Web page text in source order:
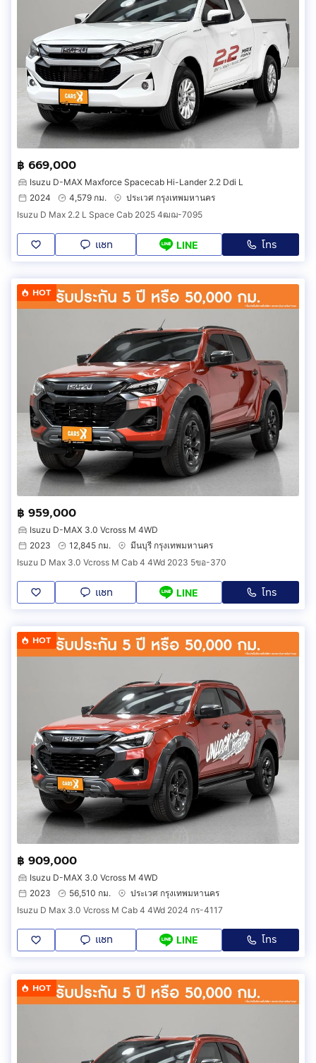
฿ 669,000
Isuzu D-MAX Maxforce Spacecab Hi-Lander 2.2 Ddi L
2024
4,579 กม.
ประเวศ กรุงเทพมหานคร
Isuzu D Max 2.2 L Space Cab 2025 4ฒฌ-7095
แชท LINE โทร
HOT
฿ 959,000
Isuzu D-MAX 3.0 Vcross M 4WD
2023
12,845 กม.
มีนบุรี กรุงเทพมหานคร
Isuzu D Max 3.0 Vcross M Cab 4 4Wd 2023 5ขอ-370
แชท LINE โทร
HOT
฿ 909,000
Isuzu D-MAX 3.0 Vcross M 4WD
2023
56,510 กม.
ประเวศ กรุงเทพมหานคร
Isuzu D Max 3.0 Vcross M Cab 4 4Wd 2024 กร-4117
แชท LINE โทร
HOT